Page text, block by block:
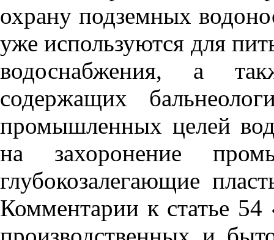
охрану подземных
уже используются для
водоснабжения, а
содержащих
промышленных целей
на захоронение
глубокозалегающие
Комментарии к статье